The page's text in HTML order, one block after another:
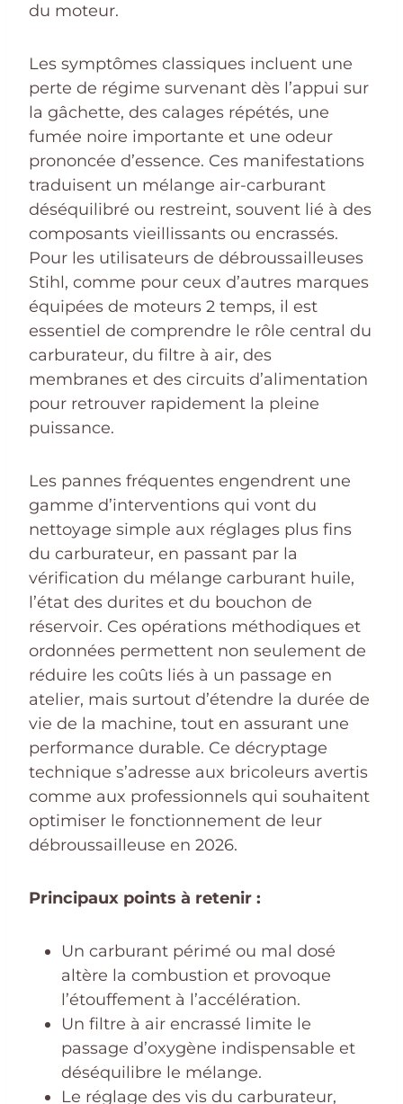
du moteur.
Les symptômes classiques incluent une
perte de régime survenant dès l’appui sur
la gâchette, des calages répétés, une
fumée noire importante et une odeur
prononcée d’essence. Ces manifestations
traduisent un mélange air-carburant
déséquilibré ou restreint, souvent lié à des
composants vieillissants ou encrassés.
Pour les utilisateurs de débroussailleuses
Stihl, comme pour ceux d’autres marques
équipées de moteurs 2 temps, il est
essentiel de comprendre le rôle central du
carburateur, du filtre à air, des
membranes et des circuits d’alimentation
pour retrouver rapidement la pleine
puissance.
Les pannes fréquentes engendrent une
gamme d’interventions qui vont du
nettoyage simple aux réglages plus fins
du carburateur, en passant par la
vérification du mélange carburant huile,
l’état des durites et du bouchon de
réservoir. Ces opérations méthodiques et
ordonnées permettent non seulement de
réduire les coûts liés à un passage en
atelier, mais surtout d’étendre la durée de
vie de la machine, tout en assurant une
performance durable. Ce décryptage
technique s’adresse aux bricoleurs avertis
comme aux professionnels qui souhaitent
optimiser le fonctionnement de leur
débroussailleuse en 2026.
Principaux points à retenir :
Un carburant périmé ou mal dosé
altère la combustion et provoque
l’étouffement à l’accélération.
Un filtre à air encrassé limite le
passage d’oxygène indispensable et
déséquilibre le mélange.
Le réglage des vis du carburateur,